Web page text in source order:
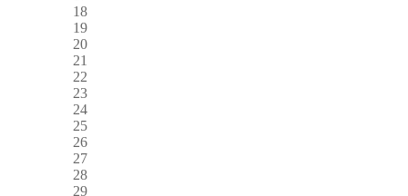
18
19
20
21
22
23
24
25
26
27
28
29